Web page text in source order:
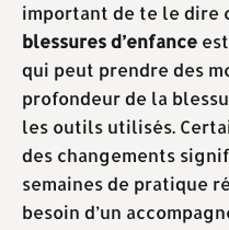
important de te le dire
blessures d’enfance
qui peut prendre des
profondeur de la
les outils utilisés.
des changements
semaines de pratique
besoin d’un